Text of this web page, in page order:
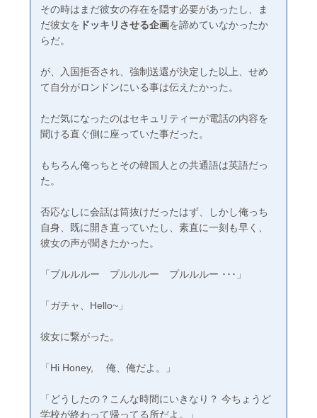
その時はまだ彼女の存在を隠す必要があったし、ま
だ彼女を ドッキリさせる企画を諦めていなかったか
らだ。
が、入国拒否され、強制送還が決定した以上、せめ
て自分がロンドンにいる事は伝えたかった。
ただ気になったのはセキュリティーが電話の内容を
聞ける直ぐ側に座っていた事だった。
もちろん俺っちとその韓国人との共通語は英語だっ
た。
否応なしに会話は筒抜けだったはず、しかし俺っち
自身、既に開き直っていたし、素直に一刻も早く、
彼女の声が聞きたかった。
「プルルルー プルルルー プルルルー ･･･」
「ガチャ、Hello~」
彼女に繋がった。
「Hi Honey, 俺、俺だよ。」
「どうしたの？こんな時間にいきなり？ 今ちょうど
学校が終わって帰ってる所だよ。」